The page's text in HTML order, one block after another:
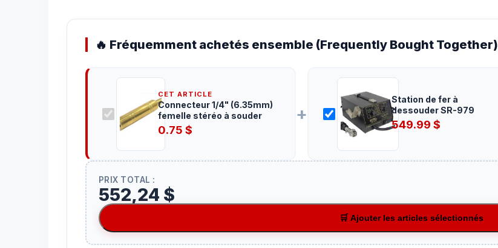
🔥 Fréquemment achetés ensemble (Frequently Bought Together)
CET ARTICLE
Connecteur 1/4" (6.35mm)
femelle stéréo à souder
0.75$
+
Station de fer à
dessouder SR-979
549.99$
PRIX TOTAL :
552,24 $
🛒 Ajouter les articles sélectionnés